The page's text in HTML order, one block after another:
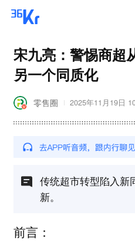
宋九亮：警惕商超
另一个同质化
零售圈 2025年11月19日
传统超市转型陷入新
新。
前言：